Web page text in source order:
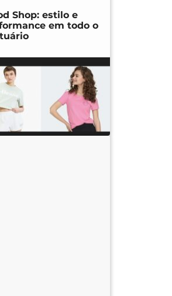
Shop: estilo e
em todo o